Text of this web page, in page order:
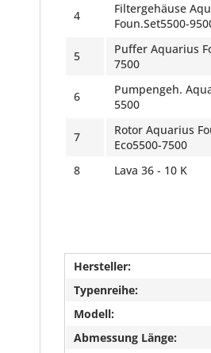
4
Filtergehäuse
Foun.Set5500-
5
Puffer Aquarius
7500
6
Pumpengeh.
5500
7
Rotor Aquarius
Eco5500-7500
8 Lava 36 - 10 K
Hersteller:
Typenreihe:
Modell:
Abmessung Länge: